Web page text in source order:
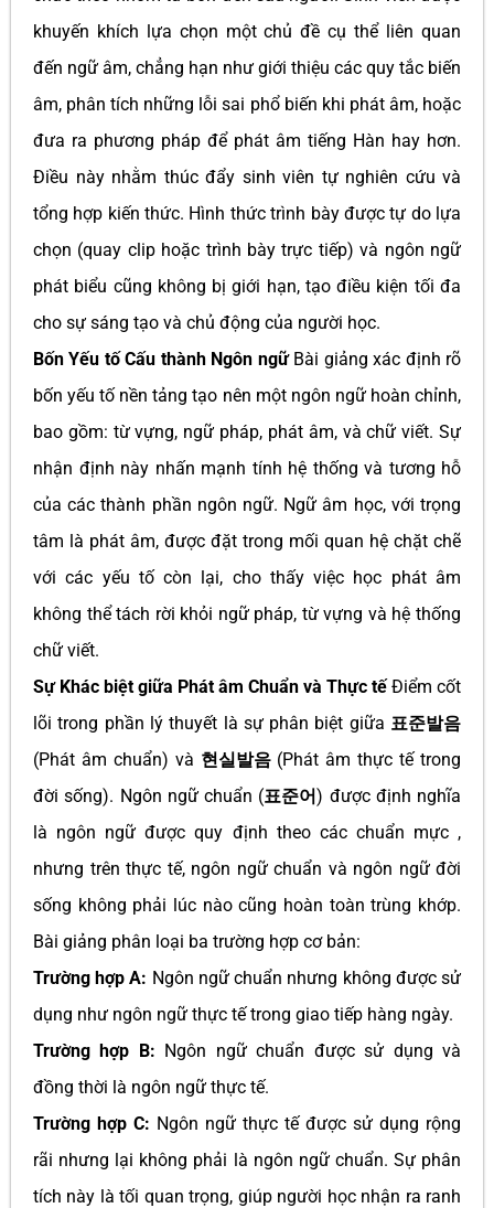
khuyến khích lựa chọn một chủ đề cụ thể liên quan
đến ngữ âm, chẳng hạn như giới thiệu các quy tắc biến
âm, phân tích những lỗi sai phổ biến khi phát âm, hoặc
đưa ra phương pháp để phát âm tiếng Hàn hay hơn.
Điều này nhằm thúc đẩy sinh viên tự nghiên cứu và
tổng hợp kiến thức. Hình thức trình bày được tự do lựa
chọn (quay clip hoặc trình bày trực tiếp) và ngôn ngữ
phát biểu cũng không bị giới hạn, tạo điều kiện tối đa
cho sự sáng tạo và chủ động của người học.
Bốn Yếu tố Cấu thành Ngôn ngữBài giảng xác định rõ
bốn yếu tố nền tảng tạo nên một ngôn ngữ hoàn chỉnh,
bao gồm: từ vựng, ngữ pháp, phát âm, và chữ viết. Sự
nhận định này nhấn mạnh tính hệ thống và tương hỗ
của các thành phần ngôn ngữ. Ngữ âm học, với trọng
tâm là phát âm, được đặt trong mối quan hệ chặt chẽ
với các yếu tố còn lại, cho thấy việc học phát âm
không thể tách rời khỏi ngữ pháp, từ vựng và hệ thống
chữ viết.
Sự Khác biệt giữa Phát âm Chuẩn và Thực tếĐiểm cốt
lõi trong phần lý thuyết là sự phân biệt giữa 표준발음
(Phát âm chuẩn) và 현실발음(Phát âm thực tế trong
đời sống). Ngôn ngữ chuẩn (표준어) được định nghĩa
là ngôn ngữ được quy định theo các chuẩn mực ,
nhưng trên thực tế, ngôn ngữ chuẩn và ngôn ngữ đời
sống không phải lúc nào cũng hoàn toàn trùng khớp.
Bài giảng phân loại ba trường hợp cơ bản:
Trường hợp A: Ngôn ngữ chuẩn nhưng không được sử
dụng như ngôn ngữ thực tế trong giao tiếp hàng ngày.
Trường hợp B: Ngôn ngữ chuẩn được sử dụng và
đồng thời là ngôn ngữ thực tế.
Trường hợp C: Ngôn ngữ thực tế được sử dụng rộng
rãi nhưng lại không phải là ngôn ngữ chuẩn. Sự phân
tích này là tối quan trọng, giúp người học nhận ra ranh